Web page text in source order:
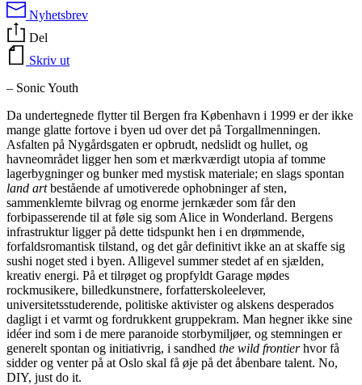
Nyhetsbrev
Del
Skriv ut
– Sonic Youth
Da undertegnede flytter til Bergen fra København i 1999 er der ikke
mange glatte fortove i byen ud over det på Torgallmenningen.
Asfalten på Nygårdsgaten er opbrudt, nedslidt og hullet, og
havneområdet ligger hen som et mærkværdigt utopia af tomme
lagerbygninger og bunker med mystisk materiale; en slags spontan
land artbestående af umotiverede ophobninger af sten,
sammenklemte bilvrag og enorme jernkæder som får den
forbipasserende til at føle sig som Alice in Wonderland. Bergens
infrastruktur ligger på dette tidspunkt hen i en drømmende,
forfaldsromantisk tilstand, og det går definitivt ikke an at skaffe sig
sushi noget sted i byen. Alligevel summer stedet af en sjælden,
kreativ energi. På et tilrøget og propfyldt Garage mødes
rockmusikere, billedkunstnere, forfatterskoleelever,
universitetsstuderende, politiske aktivister og alskens desperados
dagligt i et varmt og fordrukkent gruppekram. Man hegner ikke sine
idéer ind som i de mere paranoide storbymiljøer, og stemningen er
generelt spontan og initiativrig, i sandhed the wild frontierhvor få
sidder og venter på at Oslo skal få øje på det åbenbare talent. No,
DIY, just do it.